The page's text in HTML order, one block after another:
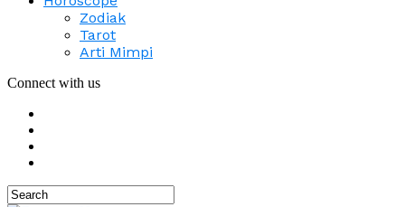
Zodiak
Tarot
Arti Mimpi
Connect with us